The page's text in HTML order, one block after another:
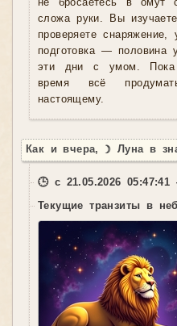
не бросаетесь в омут
сложа руки. Вы
проверяете
подготовка — половина
эти дни с умом. Пока
время всё
настоящему.
Как и вчера, ☽ Луна в
🕒 с 21.05.2026
Текущие транзиты в